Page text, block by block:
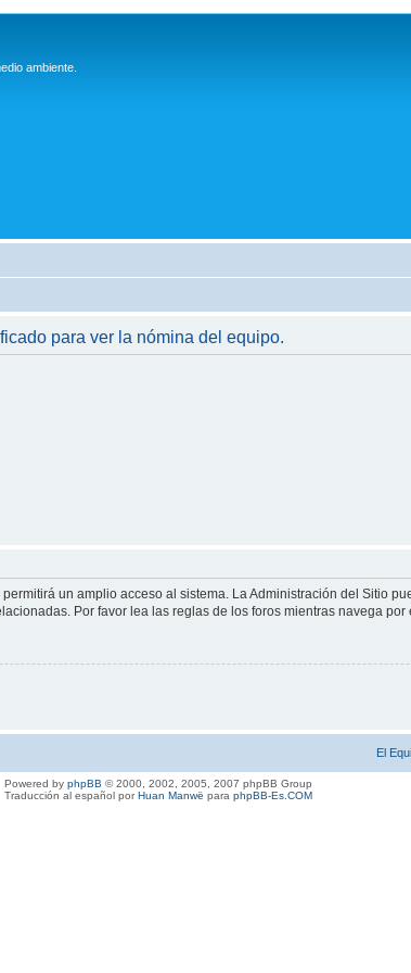
ambiente.
para ver la nómina del equipo.
un amplio acceso al sistema. La Administración del Sitio
Por favor lea las reglas de los foros mientras navega por
El
Powered by phpBB © 2000, 2002, 2005, 2007 phpBB Group
Traducción al español porHuan Manwë para phpBB-Es.COM